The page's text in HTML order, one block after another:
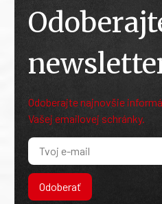
Odoberajte najnovšie
Vašej emailovej schránky.
Odoberať